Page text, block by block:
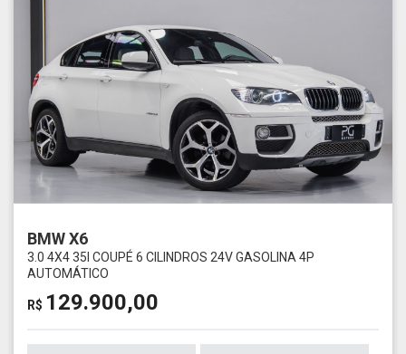
BMW X6
3.0 4X4 35I COUPÉ 6 CILINDROS 24V GASOLINA 4P
AUTOMÁTICO
R$ 129.900,00